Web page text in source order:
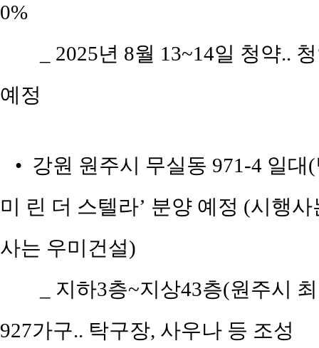
0%
_ 2025년 8월 13~14일 청약..
예정
• 강원 원주시 무실동 971-4 일대
미 린 더 스텔라’ 분양 예정 (시행
사는 우미건설)
_ 지하3층~지상43층(원주시
927가구.. 탁구장, 사우나 등 조성